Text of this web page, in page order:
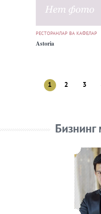
РЕСТОРАНЛАР ВА КАФЕЛАР
Astoria
1 2 3